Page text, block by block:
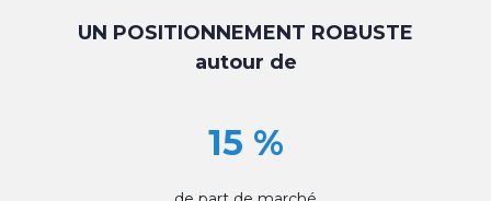
UN POSITIONNEMENT ROBUSTE
autour de
15 %